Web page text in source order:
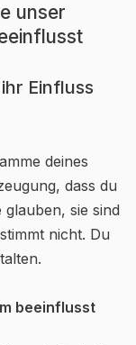
unser
Einfluss
deines
dass du
sie sind
nicht. Du
beeinflusst